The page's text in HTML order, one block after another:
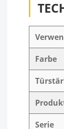
Farbe
Serie